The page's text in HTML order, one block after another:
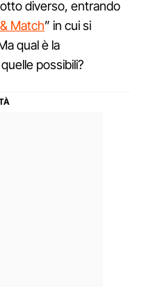
diverso, entrando
Match” in cui si
qual è la
possibili?